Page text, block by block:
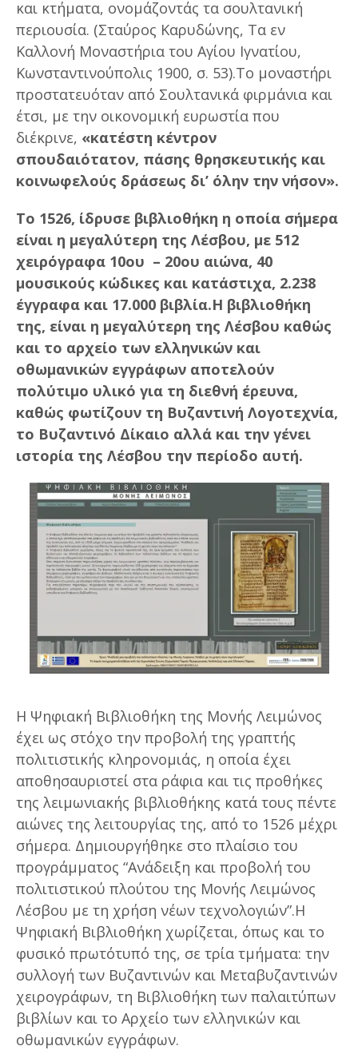
και κτήματα, ονομάζοντάς τα σουλτανική
περιουσία. (Σταύρος Καρυδώνης, Τα εν
Καλλονή Μοναστήρια του Αγίου Ιγνατίου,
Κωνσταντινούπολις 1900, σ. 53).Το μοναστήρι
προστατευόταν από Σουλτανικά φιρμάνια και
έτσι, με την οικονομική ευρωστία που
διέκρινε, «κατέστη κέντρον
σπουδαιότατον, πάσης θρησκευτικής και
κοινωφελούς δράσεως δι’ όλην την νήσον».
Το 1526, ίδρυσε βιβλιοθήκη η οποία σήμερα
είναι η μεγαλύτερη της Λέσβου, με 512
χειρόγραφα 10ου – 20ου αιώνα, 40
μουσικούς κώδικες και κατάστιχα, 2.238
έγγραφα και 17.000 βιβλία.Η βιβλιοθήκη
της, είναι η μεγαλύτερη της Λέσβου καθώς
και το αρχείο των ελληνικών και
οθωμανικών εγγράφων αποτελούν
πολύτιμο υλικό για τη διεθνή έρευνα,
καθώς φωτίζουν τη Βυζαντινή Λογοτεχνία,
το Βυζαντινό Δίκαιο αλλά και την γένει
ιστορία της Λέσβου την περίοδο αυτή.
Η Ψηφιακή Βιβλιοθήκη της Μονής Λειμώνος
έχει ως στόχο την προβολή της γραπτής
πολιτιστικής κληρονομιάς, η οποία έχει
αποθησαυριστεί στα ράφια και τις προθήκες
της λειμωνιακής βιβλιοθήκης κατά τους πέντε
αιώνες της λειτουργίας της, από το 1526 μέχρι
σήμερα. Δημιουργήθηκε στο πλαίσιο του
προγράμματος “Ανάδειξη και προβολή του
πολιτιστικού πλούτου της Μονής Λειμώνος
Λέσβου με τη χρήση νέων τεχνολογιών”.Η
Ψηφιακή Βιβλιοθήκη χωρίζεται, όπως και το
φυσικό πρωτότυπό της, σε τρία τμήματα: την
συλλογή των Βυζαντινών και Μεταβυζαντινών
χειρογράφων, τη Βιβλιοθήκη των παλαιτύπων
βιβλίων και το Αρχείο των ελληνικών και
οθωμανικών εγγράφων.